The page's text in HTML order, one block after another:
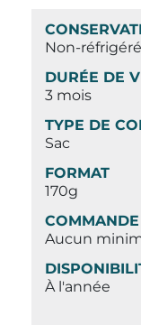
Non-réfrigéré
DURÉE DE
3 mois
TYPE DE
Sac
FORMAT
170g
Aucun
À l'année